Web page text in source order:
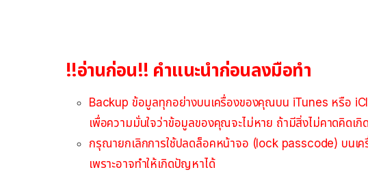
!!อ่านก่อน!! คำแนะนำก่อนลงมือทำ
Backup ข้อมูลทุกอย่างบนเครื่องของคุณบน iTunes หรือ
เพื่อความมั่นใจว่าข้อมูลของคุณจะไม่หาย ถ้ามีสิ่งไม่คาดคิดเ
กรุณายกเลิกการใช้ปลดล็อคหน้าจอ (lock passcode) บนเ
เพราะอาจทำให้เกิดปัญหาได้